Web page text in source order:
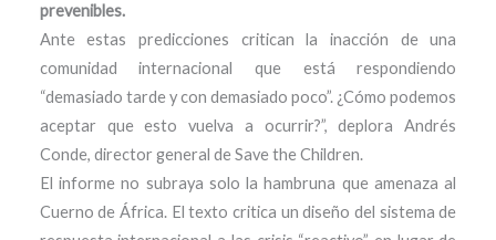
prevenibles.
Ante estas predicciones critican la inacción de una
comunidad internacional que está respondiendo
“demasiado tarde y con demasiado poco”. ¿Cómo podemos
aceptar que esto vuelva a ocurrir?”, deplora Andrés
Conde, director general de Save the Children.
El informe no subraya solo la hambruna que amenaza al
Cuerno de África. El texto critica un diseño del sistema de